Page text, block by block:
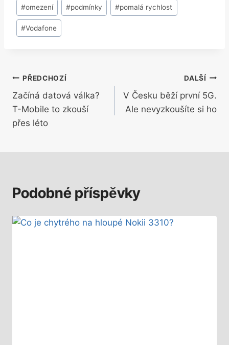
#omezení #podmínky #pomalá rychlost
#Vodafone
Navigace
pro
příspěvek
PŘEDCHOZÍ
Začíná datová válka?
T-Mobile to zkouší
přes léto
DALŠÍ
V Česku běží první 5G.
Ale nevyzkoušíte si ho
Podobné příspěvky